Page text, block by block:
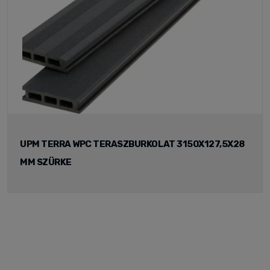
UPM TERRA WPC TERASZBURKOLAT 3150X127,5X28
MM SZÜRKE